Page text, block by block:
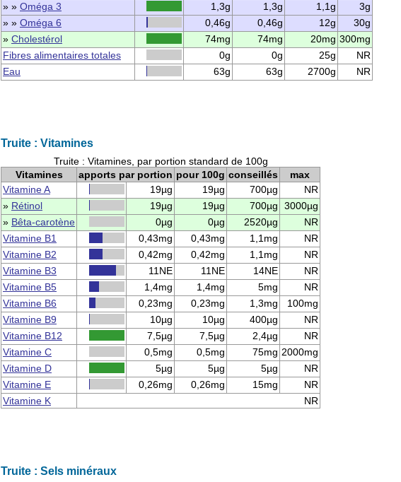
» » Oméga 3 1,3g 1,3g 1,1g
3g
» » Oméga 6 0,46g 0,46g 12g
30g
» Cholestérol 74mg 74mg 20mg 300mg
Fibres alimentaires totales
0g 0g 25g
NR
Eau
63g 63g 2700g NR
Truite : Vitamines
Truite : Vitamines, par portion standard de 100g
Vitamines
apports par portion pour 100g conseillés
max
Vitamine A
19µg 19µg 700µg
NR
» Rétinol 19µg 19µg 700µg
3000µg
» Bêta-carotène 0µg 0µg 2520µg
NR
Vitamine B1
0,43mg 0,43mg 1,1mg
NR
Vitamine B2
0,42mg 0,42mg 1,1mg
NR
Vitamine B3
11NE 11NE 14NE
NR
Vitamine B5
1,4mg 1,4mg 5mg
NR
Vitamine B6
0,23mg 0,23mg 1,3mg
100mg
Vitamine B9
10µg 10µg 400µg
NR
Vitamine B12
7,5µg 7,5µg 2,4µg
NR
Vitamine C
0,5mg 0,5mg 75mg 2000mg
Vitamine D
5µg 5µg 5µg
NR
Vitamine E
0,26mg 0,26mg 15mg
NR
Vitamine K
NR
Truite : Sels minéraux